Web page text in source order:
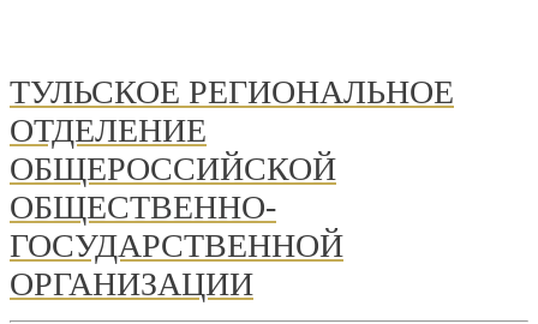
ТУЛЬСКОЕ РЕГИОНАЛЬНОЕ
ОТДЕЛЕНИЕ
ОБЩЕРОССИЙСКОЙ
ОБЩЕСТВЕННО-
ГОСУДАРСТВЕННОЙ
ОРГАНИЗАЦИИ